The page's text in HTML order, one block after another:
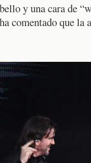
y una cara de
comentado que